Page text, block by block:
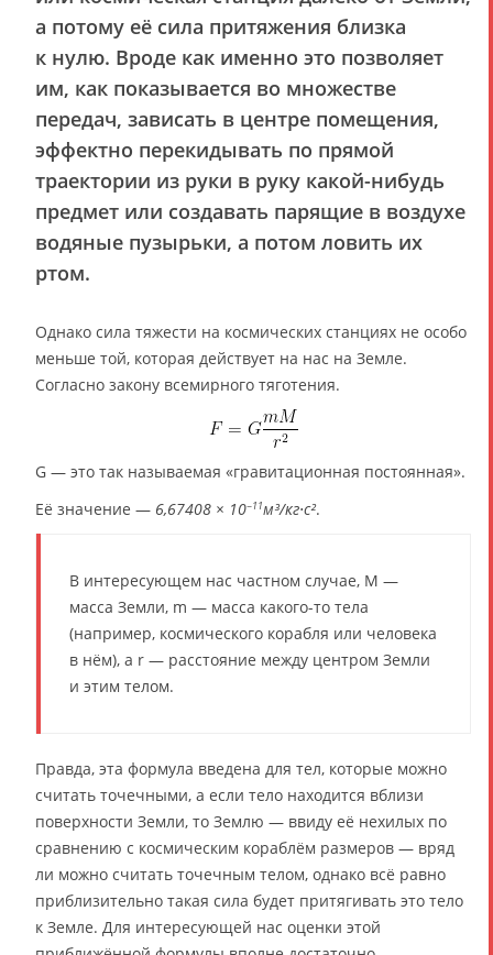
а потому её сила притяжения близка
к нулю. Вроде как именно это позволяет
им, как показывается во множестве
передач, зависать в центре помещения,
эффектно перекидывать по прямой
траектории из руки в руку какой-нибудь
предмет или создавать парящие в воздухе
водяные пузырьки, а потом ловить их
ртом.
Однако сила тяжести на космических станциях не особо
меньше той, которая действует на нас на Земле.
Согласно закону всемирного тяготения.
G — это так называемая «гравитационная постоянная».
Её значение — 6,67408 × 10−11м³/кг⋅с².
В интересующем нас частном случае, M —
масса Земли, m — масса какого-то тела
(например, космического корабля или человека
в нём), а r — расстояние между центром Земли
и этим телом.
Правда, эта формула введена для тел, которые можно
считать точечными, а если тело находится вблизи
поверхности Земли, то Землю — ввиду её нехилых по
сравнению с космическим кораблём размеров — вряд
ли можно считать точечным телом, однако всё равно
приблизительно такая сила будет притягивать это тело
к Земле. Для интересующей нас оценки этой